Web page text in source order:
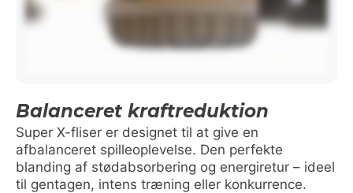
Balanceret kraftreduktion
Super X-fliser er designet til at give en
afbalanceret spilleoplevelse. Den perfekte
blanding af stødabsorbering og energiretur – ideel
til gentagen, intens træning eller konkurrence.